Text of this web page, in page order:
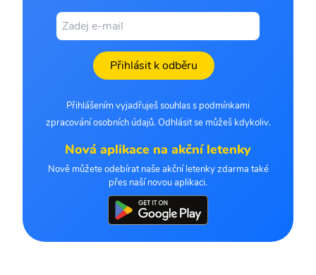
Přihlásit k odběru
Přihlášením vyjadřuješ souhlas s podmínkami
zpracování osobních údajů. Odhlásit se můžeš kdykoliv.
Nová aplikace na akční letenky
Nově můžete odebírat naše akční letenky zdarma také
přes naší novou aplikaci.